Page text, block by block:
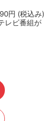
円 (税込み)
レビ番組が